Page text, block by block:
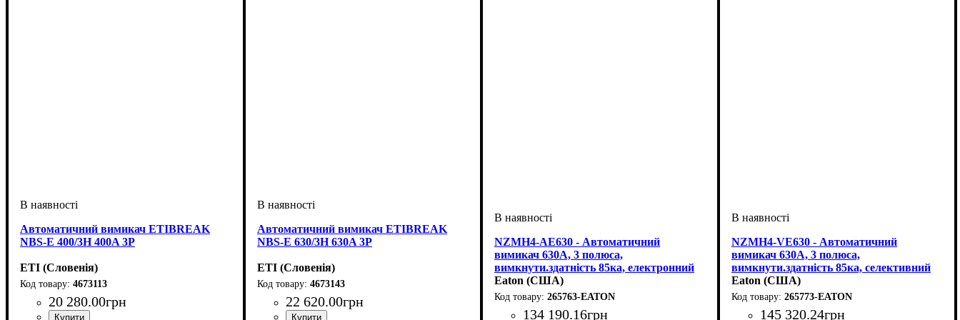
Автоматичний вимикач ETIBREAK
NBS-E 400/3H 400A 3P
ETI (Словенія)
4673113
20 280.00грн
Автоматичний вимикач ETIBREAK
NBS-E 630/3H 630A 3P
ETI (Словенія)
4673143
22 620.00грн
NZMH4-AE630 - Автоматичний
вимикач 630А, 3 полюса,
вимкнути.здатність 85ка, електронний
розчіплювач
Eaton (США)
265763-EATON
134 190.16грн
NZMH4-VE630 - Автоматичний
вимикач 630А, 3 полюса,
вимкнути.здатність 85ка, селективний
розчіплювач
Eaton (США)
265773-EATON
145 320.24грн